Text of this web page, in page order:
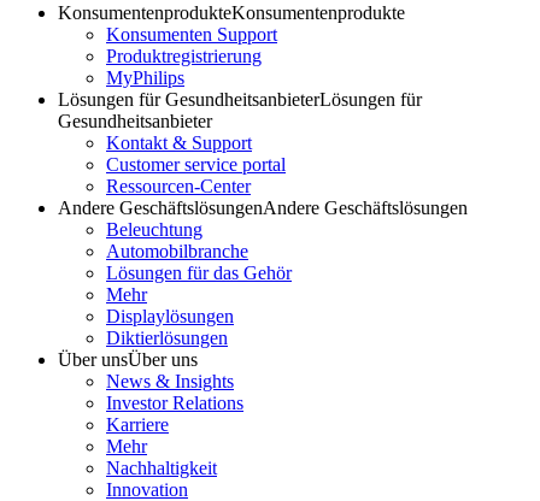
KonsumentenprodukteKonsumentenprodukte
Konsumenten Support
Produktregistrierung
MyPhilips
Lösungen für GesundheitsanbieterLösungen für
Gesundheitsanbieter
Kontakt & Support
Customer service portal
Ressourcen-Center
Andere GeschäftslösungenAndere Geschäftslösungen
Beleuchtung
Automobilbranche
Lösungen für das Gehör
Mehr
Displaylösungen
Diktierlösungen
Über unsÜber uns
News & Insights
Investor Relations
Karriere
Mehr
Nachhaltigkeit
Innovation